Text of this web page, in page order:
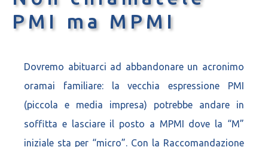
PMI ma MPMI
Dovremo abituarci ad abbandonare un acronimo
oramai familiare: la vecchia espressione PMI
(piccola e media impresa) potrebbe andare in
soffitta e lasciare il posto a MPMI dove la “M”
iniziale sta per “micro”. Con la Raccomandazione